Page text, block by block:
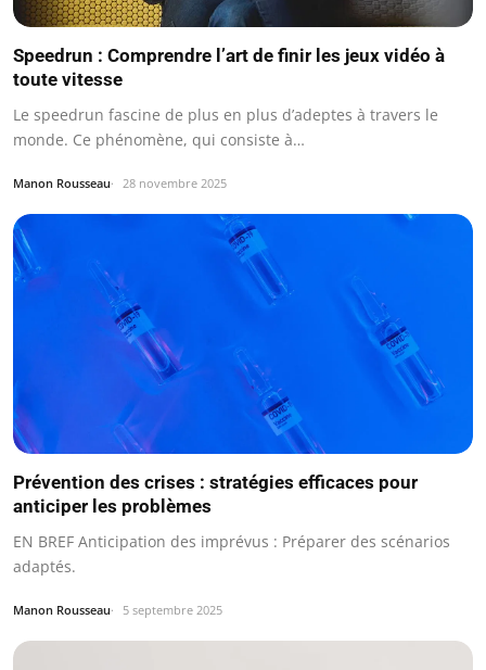
Speedrun : Comprendre l’art de finir les jeux vidéo à
toute vitesse
Le speedrun fascine de plus en plus d’adeptes à travers le
monde. Ce phénomène, qui consiste à…
Manon Rousseau 28 novembre 2025
Prévention des crises : stratégies efficaces pour
anticiper les problèmes
EN BREF Anticipation des imprévus : Préparer des scénarios
adaptés.
Manon Rousseau 5 septembre 2025